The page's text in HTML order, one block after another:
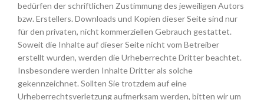
bedürfen der schriftlichen Zustimmung des jeweiligen Autors
bzw. Erstellers. Downloads und Kopien dieser Seite sind nur
für den privaten, nicht kommerziellen Gebrauch gestattet.
Soweit die Inhalte auf dieser Seite nicht vom Betreiber
erstellt wurden, werden die Urheberrechte Dritter beachtet.
Insbesondere werden Inhalte Dritter als solche
gekennzeichnet. Sollten Sie trotzdem auf eine
Urheberrechtsverletzung aufmerksam werden, bitten wir um